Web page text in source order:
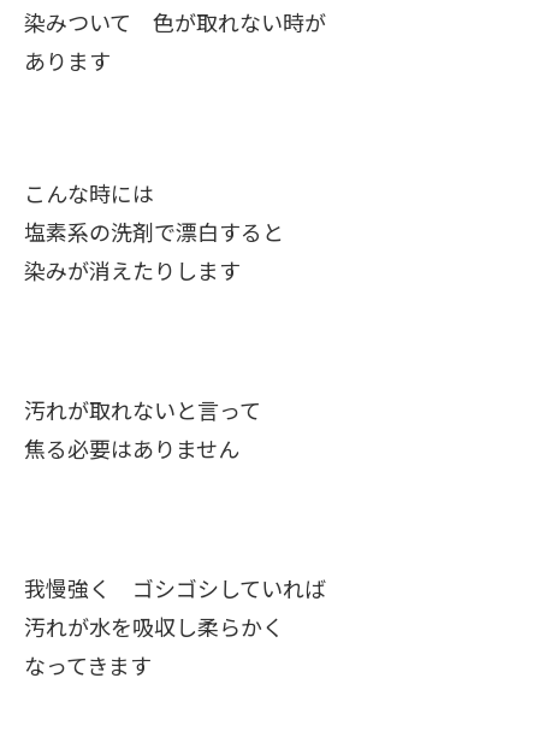
染みついて 色が取れない時が
あります
こんな時には
塩素系の洗剤で漂白すると
染みが消えたりします
汚れが取れないと言って
焦る必要はありません
我慢強く ゴシゴシしていれば
汚れが水を吸収し柔らかく
なってきます